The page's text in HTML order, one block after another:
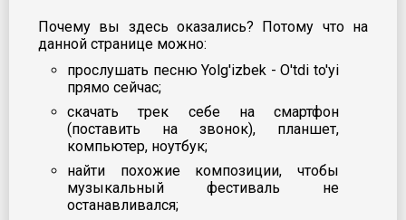
Почему вы здесь оказались? Потому что на
данной странице можно:
прослушать песню Yolg'izbek - O'tdi to'yi
прямо сейчас;
скачать трек себе на смартфон
(поставить на звонок), планшет,
компьютер, ноутбук;
найти похожие композиции, чтобы
музыкальный фестиваль не
останавливался;